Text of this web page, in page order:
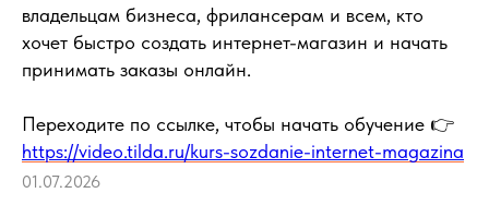
владельцам бизнеса, фрилансерам и всем, кто
хочет быстро создать интернет-магазин и начать
принимать заказы онлайн.
Переходите по ссылке, чтобы начать обучение 👉
https://video.tilda.ru/kurs-sozdanie-internet-magazina
01.07.2026